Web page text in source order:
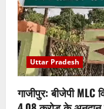
Uttar Pradesh
गाजीपुर: बीजेपी